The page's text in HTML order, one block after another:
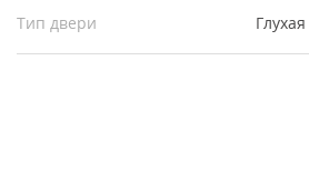
Тип двери Глухая